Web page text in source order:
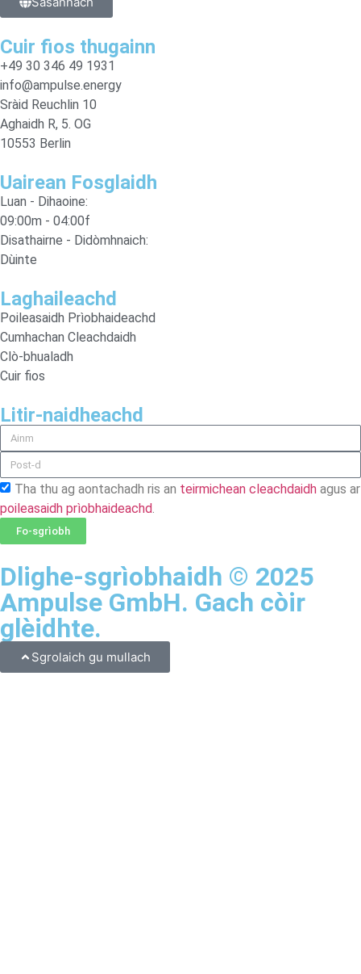
Cuir fios thugainn
+49 30 346 49 1931
info@ampulse.energy
Sràid Reuchlin 10
Aghaidh R, 5. OG
10553 Berlin
Uairean Fosglaidh
Luan - Dihaoine:
09:00m - 04:00f
Disathairne - Didòmhnaich:
Dùinte
Laghaileachd
Poileasaidh Prìobhaideachd
Cumhachan Cleachdaidh
Clò-bhualadh
Cuir fios
Litir-naidheachd
Tha thu ag aontachadh ris an teirmichean cleachdaidh agus ar
poileasaidh prìobhaideachd
Fo-sgrìobh
Dlighe-sgrìobhaidh © 2025
Ampulse GmbH. Gach còir
glèidhte.
Sgrolaich gu mullach